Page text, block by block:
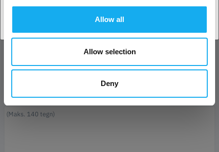
Allow all
Allow selection
Deny
Forretning
Telefon
Besked*